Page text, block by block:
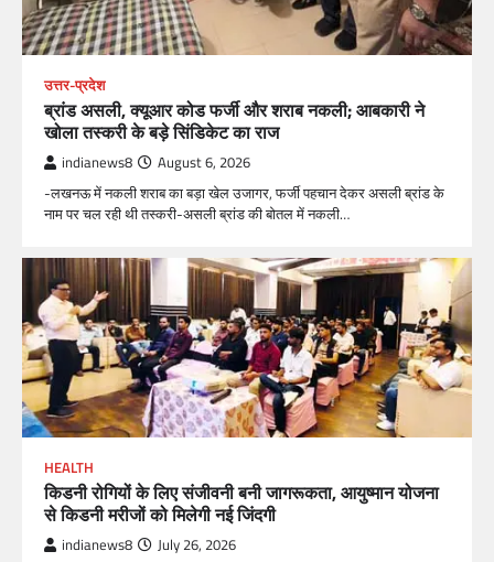
उत्तर-प्रदेश
ब्रांड असली, क्यूआर कोड फर्जी और शराब नकली; आबकारी ने
खोला तस्करी के बड़े सिंडिकेट का राज
indianews8 August 6, 2026
-लखनऊ में नकली शराब का बड़ा खेल उजागर, फर्जी पहचान देकर असली ब्रांड के
नाम पर चल रही थी तस्करी-असली ब्रांड की बोतल में नकली…
HEALTH
किडनी रोगियों के लिए संजीवनी बनी जागरूकता, आयुष्मान योजना
से किडनी मरीजों को मिलेगी नई जिंदगी
indianews8 July 26, 2026